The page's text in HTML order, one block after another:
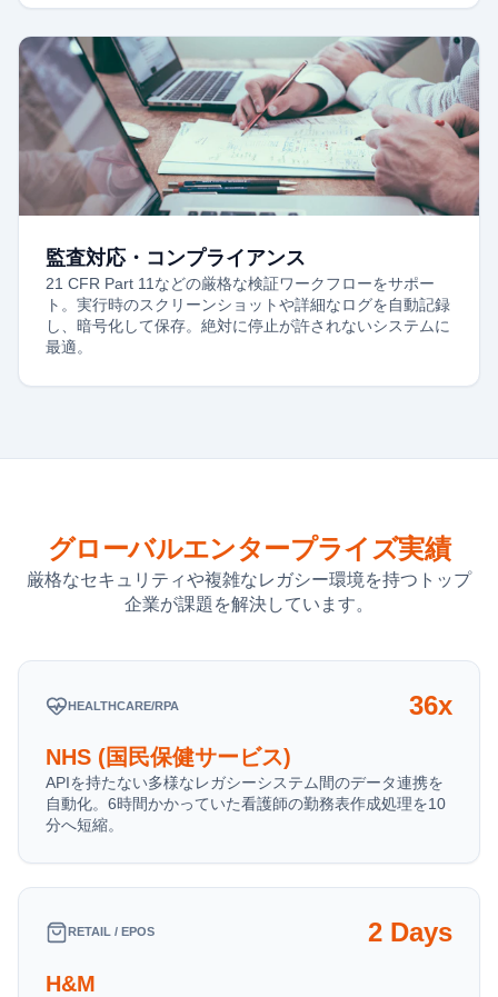
監査対応・コンプライアンス
21 CFR Part 11などの厳格な検証ワークフローをサポー
ト。実行時のスクリーンショットや詳細なログを自動記録
し、暗号化して保存。絶対に停止が許されないシステムに
最適。
グローバルエンタープライズ実績
厳格なセキュリティや複雑なレガシー環境を持つトップ
企業が課題を解決しています。
HEALTHCARE/RPA 36x
NHS (国民保健サービス)
APIを持たない多様なレガシーシステム間のデータ連携を
自動化。6時間かかっていた看護師の勤務表作成処理を10
分へ短縮。
RETAIL / EPOS 2 Days
H&M